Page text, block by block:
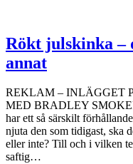
Rökt julskinka –
annat
REKLAM – INLÄGGET
MED BRADLEY
har ett så särskilt
njuta den som tidigast, ska
eller inte? Till och i vilken
saftig…